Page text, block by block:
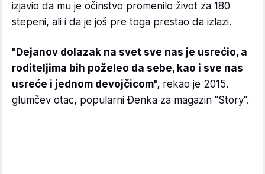
izjavio da mu je očinstvo promenilo život za 180
stepeni, ali i da je još pre toga prestao da izlazi.
"Dejanov dolazak na svet sve nas je usrećio, a
roditeljima bih poželeo da sebe, kao i sve nas
usreće i jednom devojčicom", rekao je 2015.
glumčev otac, popularni Đenka za magazin "Story".